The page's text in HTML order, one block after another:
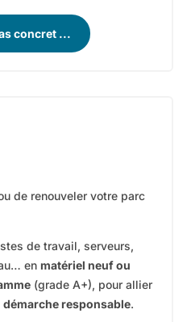
concret ...
de renouveler votre parc
de travail, serveurs,
en matériel neuf ou
(grade A+), pour allier
démarche responsable.